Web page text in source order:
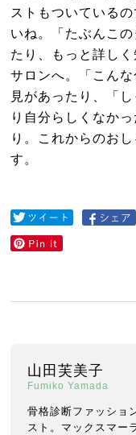
ストもついている
いね。「たぶんこ
たり、もっと詳し
サロンへ。「こん
見があったり、「
り自分らしくなか
り。これからのお
す。
山田芙美子
Fumiko Yamada
骨格診断ファッショ
スト。マックスマー